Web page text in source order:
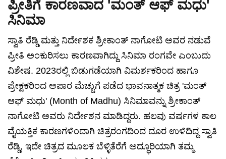
ಪ್ರೀತಿಗೆ ಕಾರಣವಾದ 'ಮಂತ್ ಆಫ್ ಮಧು'
ಸಿನಿಮಾ
ಸ್ವಾತಿ ರೆಡ್ಡಿ ಮತ್ತು ನಿರ್ದೇಶಕ ಶ್ರೀಕಾಂತ್ ನಾಗೋಟಿ ಅವರ ನಡುವೆ
ಪ್ರೀತಿ ಅಂಕುರಿಸಲು ಕಾರಣವಾಗಿದ್ದು ಸಿನಿಮಾ ರಂಗವೇ ಎಂಬುದು
ವಿಶೇಷ. 2023ರಲ್ಲಿ ಬಿಡುಗಡೆಯಾಗಿ ವಿಮರ್ಶಕರಿಂದ ಹಾಗೂ
ಪ್ರೇಕ್ಷಕರಿಂದ ಅಪಾರ ಮೆಚ್ಚುಗೆ ಪಡೆದ ಭಾವನಾತ್ಮಕ ಚಿತ್ರ 'ಮಂತ್
ಆಫ್ ಮಧು' (Month of Madhu) ಸಿನಿಮಾವನ್ನು ಶ್ರೀಕಾಂತ್
ನಾಗೋಟಿ ಅವರು ನಿರ್ದೇಶನ ಮಾಡಿದ್ದರು. ಹಲವು ವರ್ಷಗಳ ಕಾಲ
ವೈಯಕ್ತಿಕ ಕಾರಣಗಳಿಂದಾಗಿ ಚಿತ್ರರಂಗದಿಂದ ದೂರ ಉಳಿದಿದ್ದ ಸ್ವಾತಿ
ರೆಡ್ಡಿ, ಇದೇ ಚಿತ್ರದ ಮೂಲಕ ಬೆಳ್ಳಿತೆರೆಗೆ ಅದ್ಧೂರಿಯಾಗಿ ತಮ್ಮ